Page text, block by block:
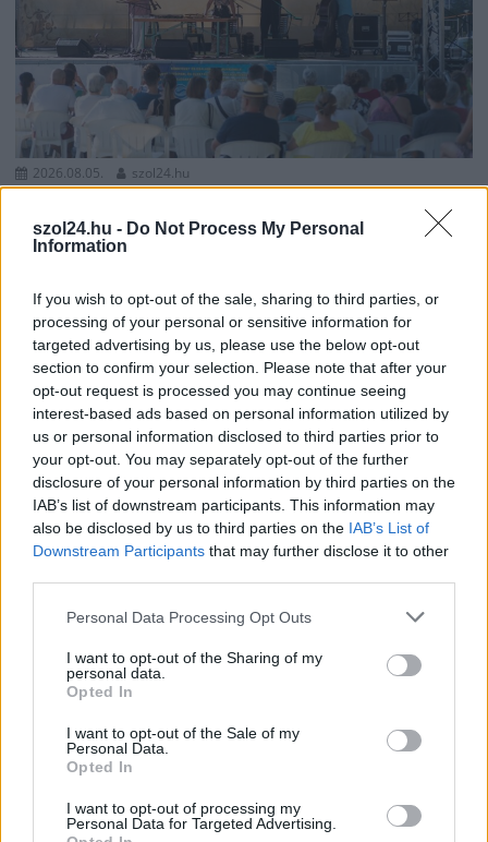
szol24.hu - Do Not Process My Personal
Information
If you wish to opt-out of the sale, sharing to third parties, or
processing of your personal or sensitive information for
targeted advertising by us, please use the below opt-out
section to confirm your selection. Please note that after your
opt-out request is processed you may continue seeing
interest-based ads based on personal information utilized by
us or personal information disclosed to third parties prior to
your opt-out. You may separately opt-out of the further
disclosure of your personal information by third parties on the
IAB’s list of downstream participants. This information may
also be disclosed by us to third parties on the IAB’s List of
Downstream Participants that may further disclose it to other
Please note that this website/app uses one or more Google
not limited to your visit or usage behaviour. You may click to
grant or deny consent to Google and its third-party tags to
use your data for below specified purposes in below Google
consent section.
Personal Data Processing Opt Outs
I want to opt-out of the Sharing of my
personal data.
Opted In
I want to opt-out of the Sale of my
Personal Data.
Opted In
I want to opt-out of processing my
Personal Data for Targeted Advertising.
2026.08.05. szol24.hu
Jászberény, indul a Csángó Fesztivál
Ismét a Kárpát-medencei folklór és a hagyományőrzés
Fesztivált....
JNSZ megyei hírek
2026.08.05. szol24.hu
Meghosszabbított hőségriasztás és
vízkorlátozások, a mezőtúri kórházban leállt a klíma
Meghosszabbította az ország egész területére érvényes,
augusztus 7-én éjfélig, miközben a...